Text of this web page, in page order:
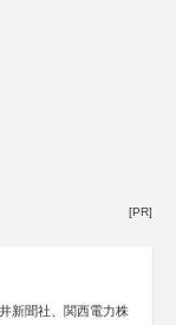
[PR]
新聞社、関西電力株